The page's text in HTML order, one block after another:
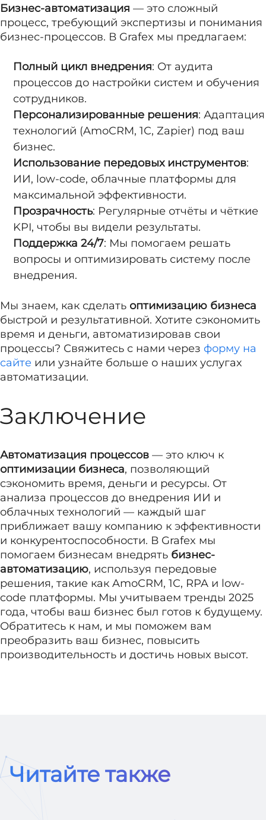
Бизнес-автоматизация — это сложный
процесс, требующий экспертизы и понимания
бизнес-процессов. В Grafex мы предлагаем:
Полный цикл внедрения: От аудита
процессов до настройки систем и обучения
сотрудников.
Персонализированные решения: Адаптация
технологий (AmoCRM, 1C, Zapier) под ваш
бизнес.
Использование передовых инструментов:
ИИ, low-code, облачные платформы для
максимальной эффективности.
Прозрачность: Регулярные отчёты и чёткие
KPI, чтобы вы видели результаты.
Поддержка 24/7: Мы помогаем решать
вопросы и оптимизировать систему после
внедрения.
Мы знаем, как сделать оптимизацию бизнеса
быстрой и результативной. Хотите сэкономить
время и деньги, автоматизировав свои
процессы? Свяжитесь с нами через форму на
сайте или узнайте больше о наших услугах
автоматизации.
Заключение
Автоматизация процессов — это ключ к
оптимизации бизнеса, позволяющий
сэкономить время, деньги и ресурсы. От
анализа процессов до внедрения ИИ и
облачных технологий — каждый шаг
приближает вашу компанию к эффективности
и конкурентоспособности. В Grafex мы
помогаем бизнесам внедрять бизнес-
автоматизацию, используя передовые
решения, такие как AmoCRM, 1C, RPA и low-
code платформы. Мы учитываем тренды 2025
года, чтобы ваш бизнес был готов к будущему.
Обратитесь к нам, и мы поможем вам
преобразить ваш бизнес, повысить
производительность и достичь новых высот.
Читайте также